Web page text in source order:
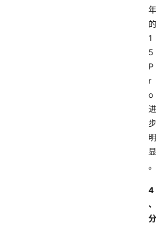
年
的
1
5
P
r
o
进
步
明
显
。
4
、
分